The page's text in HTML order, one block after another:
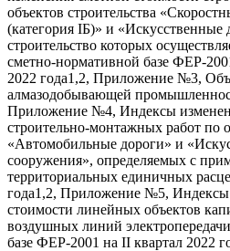
объектов строительства
(категория IБ)» и
строительство которых
сметно-нормативной базе ФЕР-
2022 года1,2, Приложение №3,
алмазодобывающей
Приложение №4, Индексы
строительно-монтажных работ по
«Автомобильные дороги» и
сооружения», определяемых с
территориальных единичных
года1,2, Приложение №5, Индексы
стоимости линейных объектов
воздушных линий
базе ФЕР-2001 на II квартал 2022